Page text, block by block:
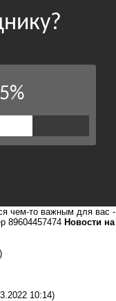
чем-то важным для вас -
89604457474 Новости на
10:14)